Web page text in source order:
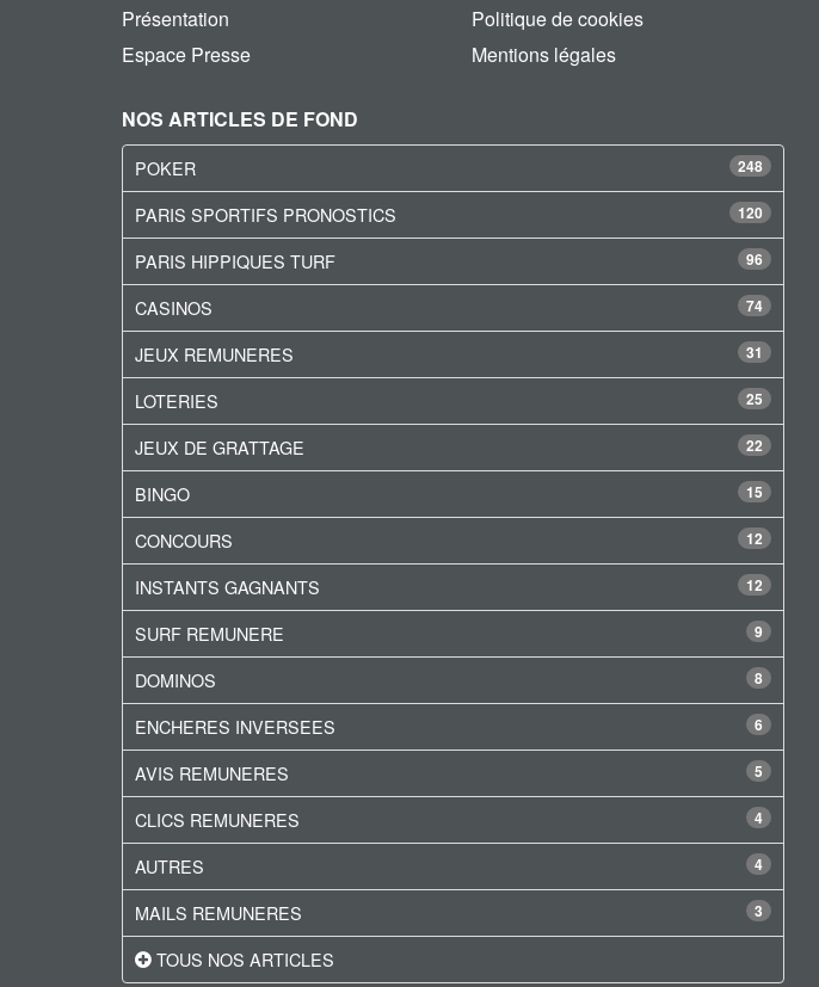
Présentation
Espace Presse
Politique de cookies
Mentions légales
NOS ARTICLES DE FOND
248
POKER
120
PARIS SPORTIFS PRONOSTICS
96
PARIS HIPPIQUES TURF
74
CASINOS
31
JEUX REMUNERES
25
LOTERIES
22
JEUX DE GRATTAGE
15
BINGO
12
CONCOURS
12
INSTANTS GAGNANTS
9
SURF REMUNERE
8
DOMINOS
6
ENCHERES INVERSEES
5
AVIS REMUNERES
4
CLICS REMUNERES
4
AUTRES
3
MAILS REMUNERES
TOUS NOS ARTICLES